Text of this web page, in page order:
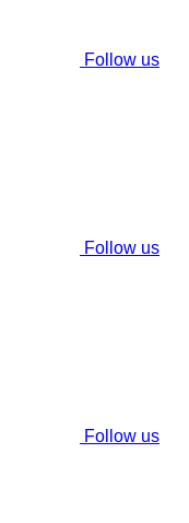
Follow us
Follow us
Follow us